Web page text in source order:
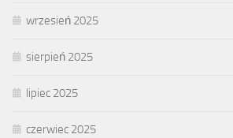
wrzesień 2025
sierpień 2025
lipiec 2025
czerwiec 2025